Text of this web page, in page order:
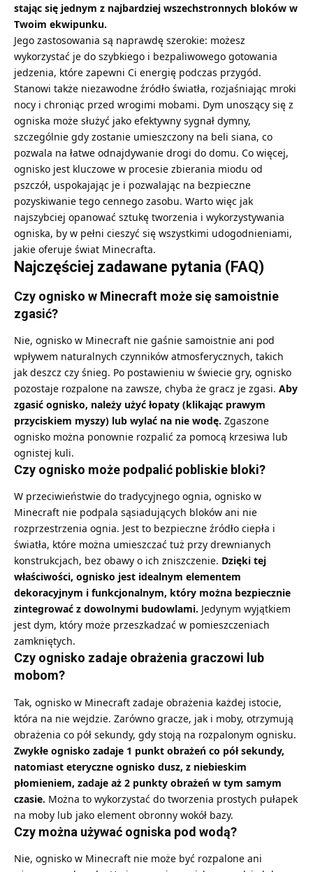
stając się jednym z najbardziej wszechstronnych bloków w
Twoim ekwipunku.
Jego zastosowania są naprawdę szerokie: możesz
wykorzystać je do szybkiego i bezpaliwowego gotowania
jedzenia, które zapewni Ci energię podczas przygód.
Stanowi także niezawodne źródło światła, rozjaśniając mroki
nocy i chroniąc przed wrogimi mobami. Dym unoszący się z
ogniska może służyć jako efektywny sygnał dymny,
szczególnie gdy zostanie umieszczony na beli siana, co
pozwala na łatwe odnajdywanie drogi do domu. Co więcej,
ognisko jest kluczowe w procesie zbierania miodu od
pszczół, uspokajając je i pozwalając na bezpieczne
pozyskiwanie tego cennego zasobu. Warto więc jak
najszybciej opanować sztukę tworzenia i wykorzystywania
ogniska, by w pełni cieszyć się wszystkimi udogodnieniami,
jakie oferuje świat Minecrafta.
Najczęściej zadawane pytania (FAQ)
Czy ognisko w Minecraft może się samoistnie
zgasić?
Nie, ognisko w Minecraft nie gaśnie samoistnie ani pod
wpływem naturalnych czynników atmosferycznych, takich
jak deszcz czy śnieg. Po postawieniu w świecie gry, ognisko
pozostaje rozpalone na zawsze, chyba że gracz je zgasi. Aby
zgasić ognisko, należy użyć łopaty (klikając prawym
przyciskiem myszy) lub wylać na nie wodę. Zgaszone
ognisko można ponownie rozpalić za pomocą krzesiwa lub
ognistej kuli.
Czy ognisko może podpalić pobliskie bloki?
W przeciwieństwie do tradycyjnego ognia, ognisko w
Minecraft nie podpala sąsiadujących bloków ani nie
rozprzestrzenia ognia. Jest to bezpieczne źródło ciepła i
światła, które można umieszczać tuż przy drewnianych
konstrukcjach, bez obawy o ich zniszczenie. Dzięki tej
właściwości, ognisko jest idealnym elementem
dekoracyjnym i funkcjonalnym, który można bezpiecznie
zintegrować z dowolnymi budowlami. Jedynym wyjątkiem
jest dym, który może przeszkadzać w pomieszczeniach
zamkniętych.
Czy ognisko zadaje obrażenia graczowi lub
mobom?
Tak, ognisko w Minecraft zadaje obrażenia każdej istocie,
która na nie wejdzie. Zarówno gracze, jak i moby, otrzymują
obrażenia co pół sekundy, gdy stoją na rozpalonym ognisku.
Zwykłe ognisko zadaje 1 punkt obrażeń co pół sekundy,
natomiast eteryczne ognisko dusz, z niebieskim
płomieniem, zadaje aż 2 punkty obrażeń w tym samym
czasie. Można to wykorzystać do tworzenia prostych pułapek
na moby lub jako element obronny wokół bazy.
Czy można używać ogniska pod wodą?
Nie, ognisko w Minecraft nie może być rozpalone ani